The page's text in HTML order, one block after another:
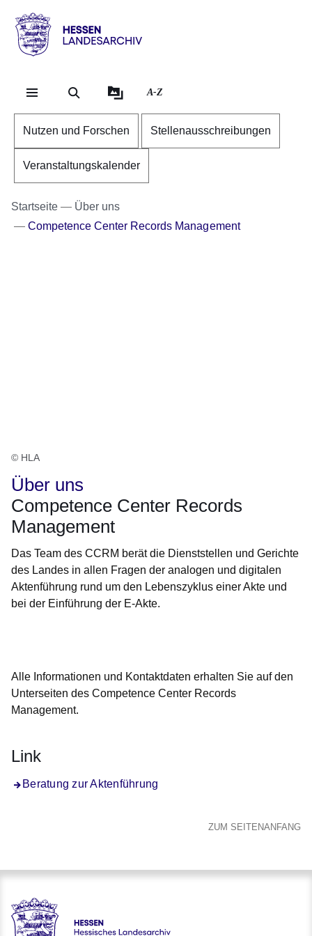
Hessen
Landesarchiv
A-Z
Nutzen und Forschen Stellenausschreibungen
Veranstaltungskalender
Startseite
Über uns
Competence Center Records Management
© HLA
Über uns
Competence Center Records
Management
Das Team des CCRM berät die Dienststellen und Gerichte
des Landes in allen Fragen der analogen und digitalen
Aktenführung rund um den Lebenszyklus einer Akte und
bei der Einführung der E-Akte.
Alle Informationen und Kontaktdaten erhalten Sie auf den
Unterseiten des Competence Center Records
Management.
Link
Beratung zur Aktenführung
ZUM SEITENANFANG